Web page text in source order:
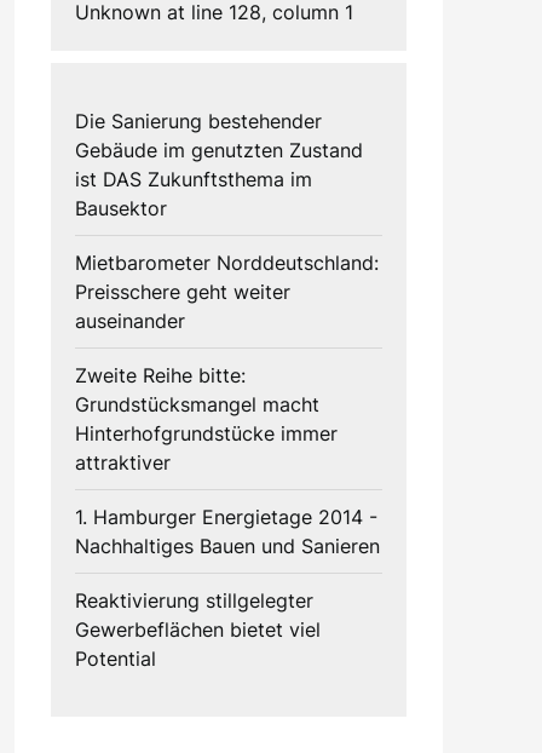
Unknown at line 128, column 1
Die Sanierung bestehender
Gebäude im genutzten Zustand
ist DAS Zukunftsthema im
Bausektor
Mietbarometer Norddeutschland:
Preisschere geht weiter
auseinander
Zweite Reihe bitte:
Grundstücksmangel macht
Hinterhofgrundstücke immer
attraktiver
1. Hamburger Energietage 2014 -
Nachhaltiges Bauen und Sanieren
Reaktivierung stillgelegter
Gewerbeflächen bietet viel
Potential